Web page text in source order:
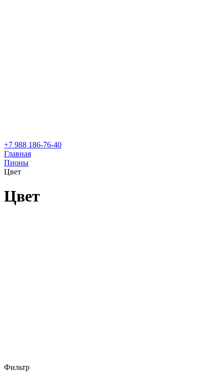
+7 988 186-76-40
Главная
Пионы
Цвет
Цвет
Фильтр